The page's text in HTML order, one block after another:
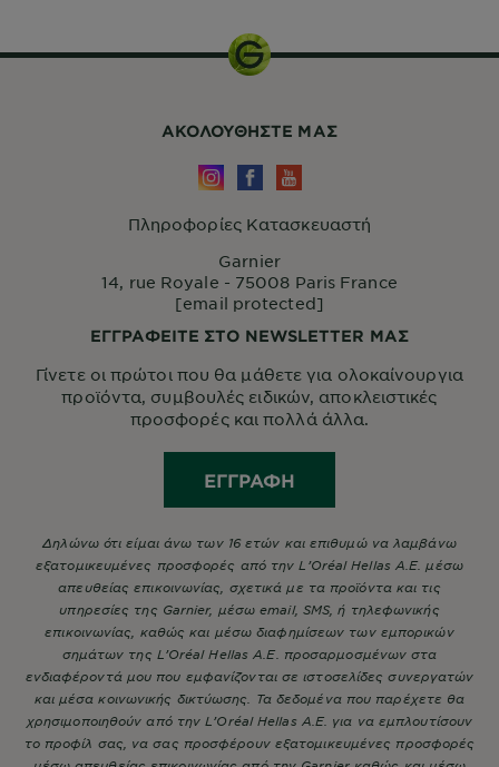
ΑΚΟΛΟΥΘHΣΤΕ ΜΑΣ
Πληροφορίες Κατασκευαστή
Garnier
14, rue Royale - 75008 Paris France
[email protected]
ΕΓΓΡΑΦΕΙΤΕ ΣΤΟ NEWSLETTER ΜΑΣ
Γίνετε οι πρώτοι που θα μάθετε για ολοκαίνουργια
προϊόντα, συμβουλές ειδικών, αποκλειστικές
προσφορές και πολλά άλλα.
ΕΓΓΡΑΦΉ
Δηλώνω ότι είμαι άνω των 16 ετών και επιθυμώ να λαμβάνω
εξατομικευμένες προσφορές από την L’Oréal Hellas A.E. μέσω
απευθείας επικοινωνίας, σχετικά με τα προϊόντα και τις
υπηρεσίες της Garnier, μέσω email, SMS, ή τηλεφωνικής
επικοινωνίας, καθώς και μέσω διαφημίσεων των εμπορικών
σημάτων της L’Oréal Hellas A.E. προσαρμοσμένων στα
ενδιαφέροντά μου που εμφανίζονται σε ιστοσελίδες συνεργατών
και μέσα κοινωνικής δικτύωσης. Τα δεδομένα που παρέχετε θα
χρησιμοποιηθούν από την L’Oréal Hellas A.E. για να εμπλουτίσουν
το προφίλ σας, να σας προσφέρουν εξατομικευμένες προσφορές